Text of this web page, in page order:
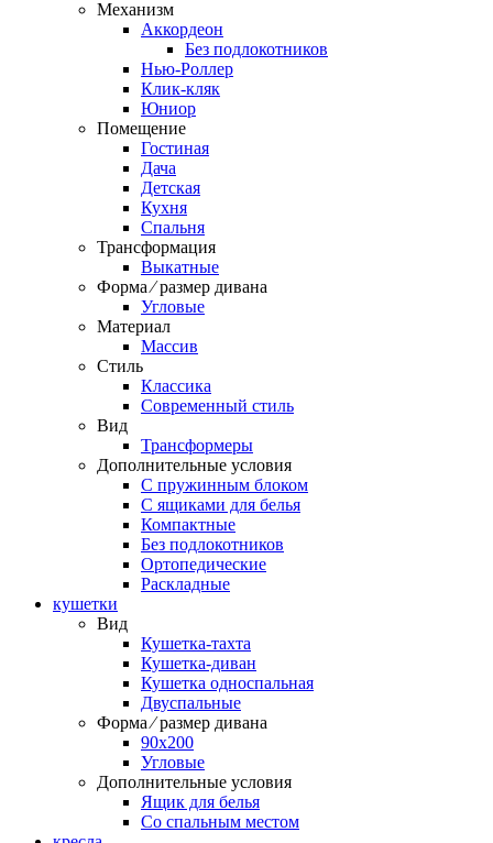
Механизм
Аккордеон
Без подлокотников
Нью-Роллер
Клик-кляк
Юниор
Помещение
Гостиная
Дача
Детская
Кухня
Спальня
Трансформация
Выкатные
Форма ⁄ размер дивана
Угловые
Материал
Массив
Стиль
Классика
Современный стиль
Вид
Трансформеры
Дополнительные условия
С пружинным блоком
С ящиками для белья
Компактные
Без подлокотников
Ортопедические
Раскладные
кушетки
Вид
Кушетка-тахта
Кушетка-диван
Кушетка односпальная
Двуспальные
Форма ⁄ размер дивана
90х200
Угловые
Дополнительные условия
Ящик для белья
Со спальным местом